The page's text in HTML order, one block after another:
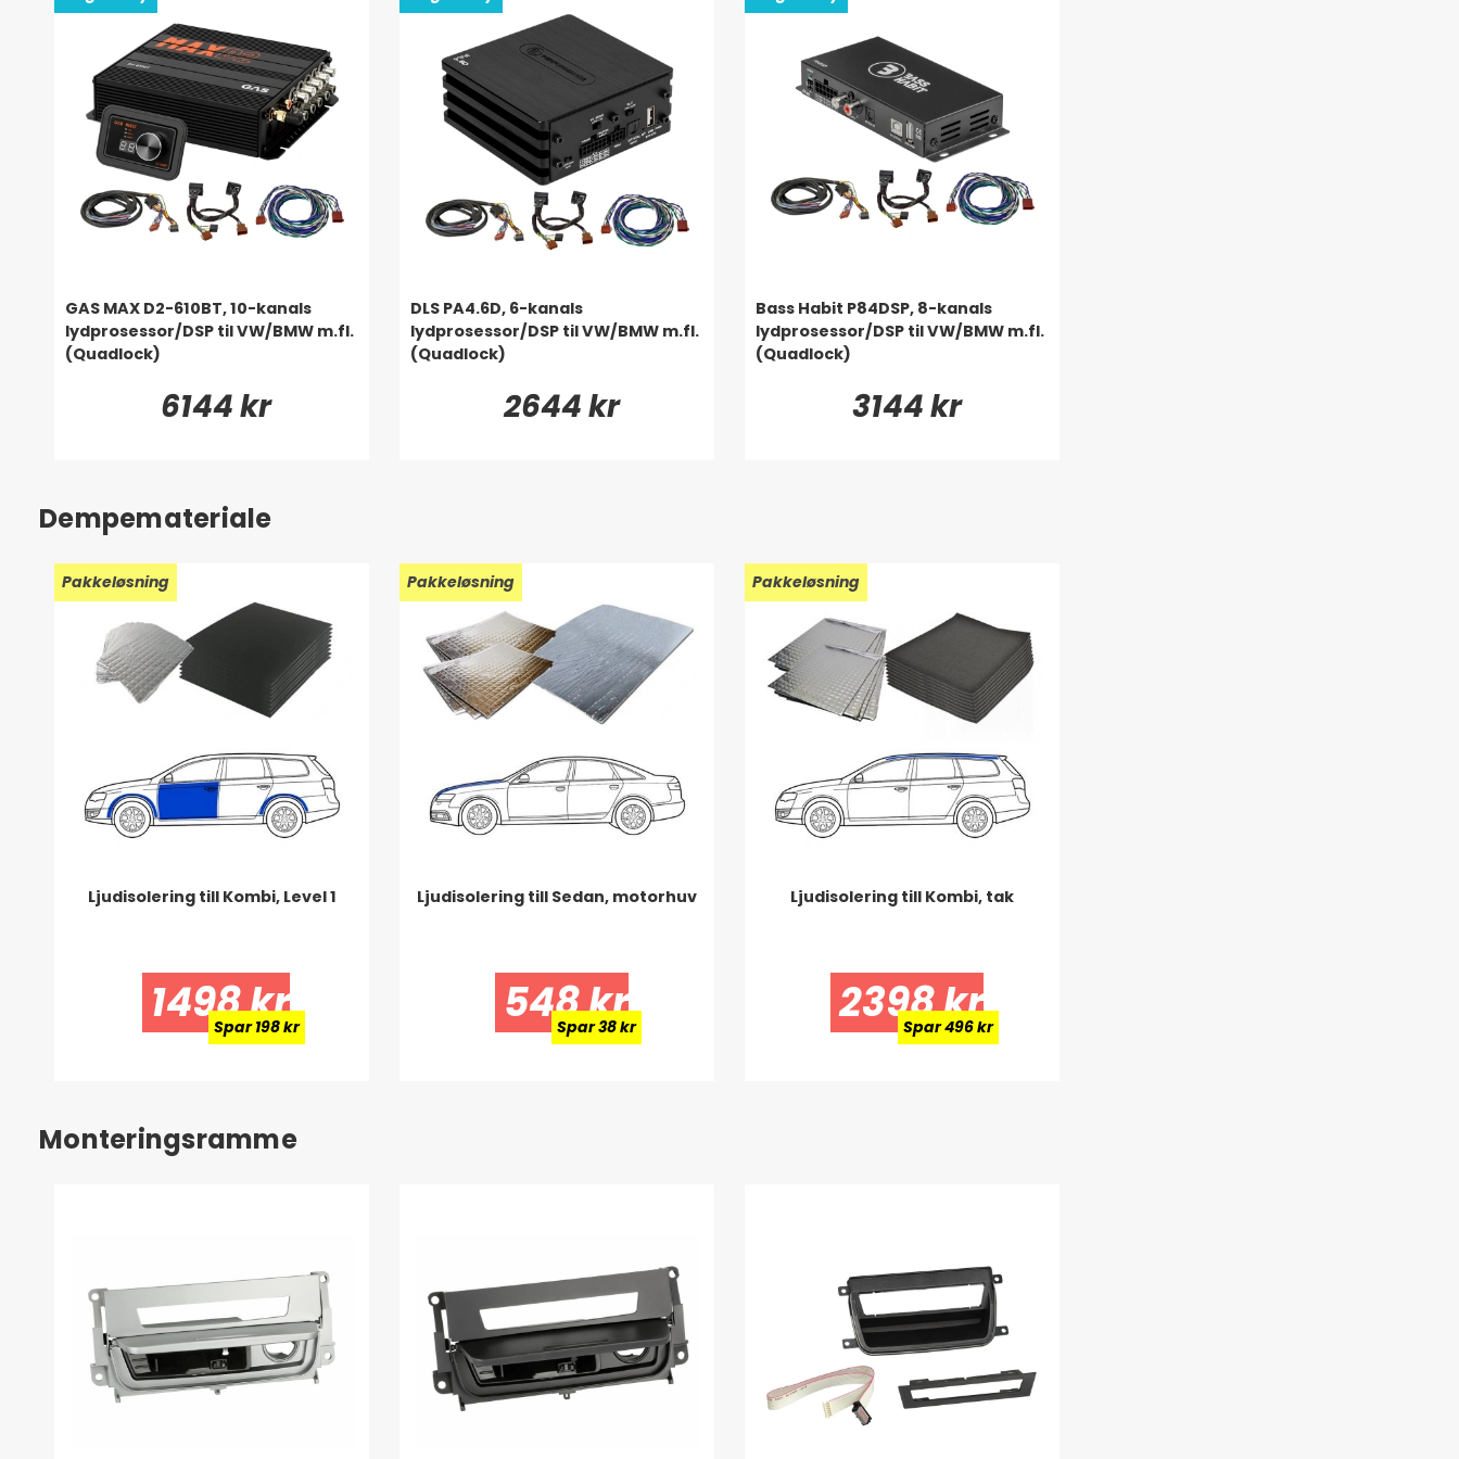
GAS MAX D2-610BT, 10-kanals
lydprosessor/DSP til VW/BMW m.fl.
(Quadlock)
6144 kr
DLS PA4.6D, 6-kanals
lydprosessor/DSP til VW/BMW m.fl.
(Quadlock)
2644 kr
Bass Habit P84DSP, 8-kanals
lydprosessor/DSP til VW/BMW m.fl.
(Quadlock)
3144 kr
Dempemateriale
Pakkeløsning
Ljudisolering till Kombi, Level 1
1498 kr
Spar 198 kr
Pakkeløsning
Ljudisolering till Sedan, motorhuv
548 kr
Spar 38 kr
Pakkeløsning
Ljudisolering till Kombi, tak
2398 kr
Spar 496 kr
Monteringsramme